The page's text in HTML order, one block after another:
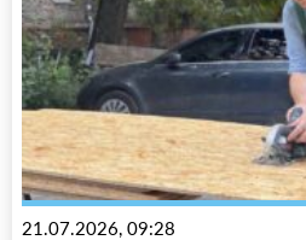
21.07.2026, 09:28